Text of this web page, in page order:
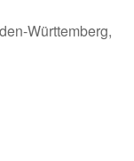
Württemberg,